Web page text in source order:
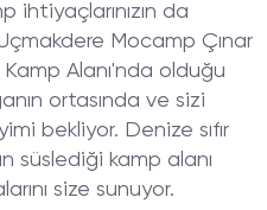
ihtiyaçlarınızın da
Uçmakdere Mocamp Çınar
Alanı'nda olduğu
ortasında ve sizi
bekliyor. Denize sıfır
süslediği kamp alanı
size sunuyor.